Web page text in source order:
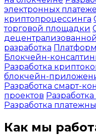
электронных
криптопроцессинга
торговой площадки
разработка
Блокчейн-
Разработка
блокчейн-
Разработка смарт-
проектов
Разработка
Как мы